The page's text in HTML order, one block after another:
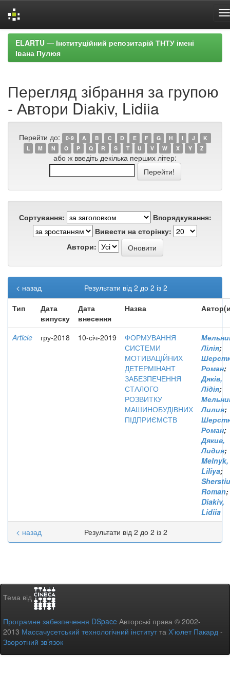
Skip
navigation
ELARTU — Інституційний репозитарій ТНТУ імені
Івана Пулюя
Перегляд зібрання за групою
- Автори Diakiv, Lidiia
Перейти до: 0-9 A B C D E F G H I J
K
L
M N O P Q R S T U V W X Y Z
або ж введіть декілька перших літер:
Сортування:
Впорядкування:
Вивести на сторінку:
Автори:
Результати від 2 до 2 із 2
< назад
Тип
Дата
випуску
Дата
внесення
Назва
Article гру-2018 10-січ-2019
ФОРМУВАННЯ
СИСТЕМИ
МОТИВАЦІЙНИХ
ДЕТЕРМІНАНТ
ЗАБЕЗПЕЧЕННЯ
СТАЛОГО
РОЗВИТКУ
МАШИНОБУДІВНИХ
ПІДПРИЄМСТВ
Лілія;
Роман;
Дяків,
Лідія;
Лилия;
Роман;
Дякив,
Лидия;
Melnyk,
Liliya;
Roman;
Diakiv,
Lidiia
Результати від 2 до 2 із 2
< назад
Тема від
Програмне забезпечення DSpace Авторські права © 2002-
2013 Массачусетський технологічний інститутта Х’юлет Пакард -
Зворотний зв’язок